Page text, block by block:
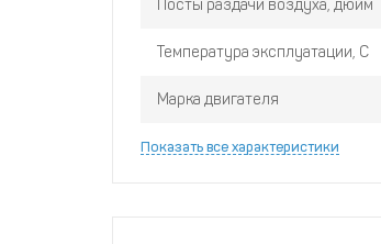
Посты раздачи воздуха, дюйм
Температура эксплуатации, С
Марка двигателя
Показать все характеристики